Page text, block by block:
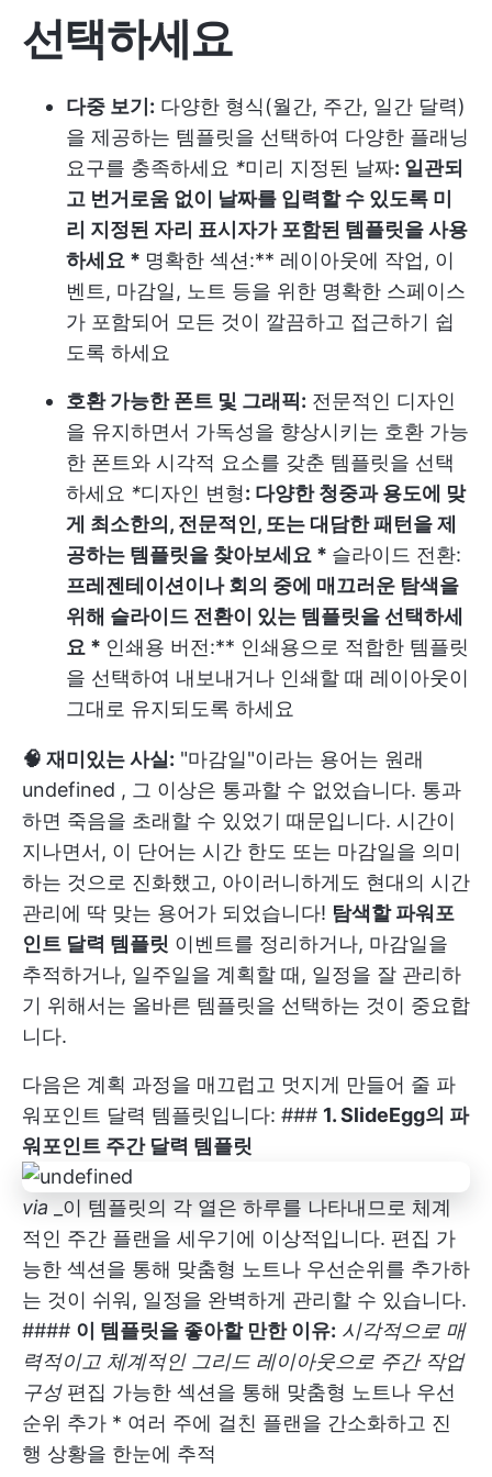
선택하세요
다중 보기: 다양한 형식(월간, 주간, 일간 달력)
을 제공하는 템플릿을 선택하여 다양한 플래닝
요구를 충족하세요 *미리 지정된 날짜: 일관되
고 번거로움 없이 날짜를 입력할 수 있도록 미
리 지정된 자리 표시자가 포함된 템플릿을 사용
하세요 * 명확한 섹션:** 레이아웃에 작업, 이
벤트, 마감일, 노트 등을 위한 명확한 스페이스
가 포함되어 모든 것이 깔끔하고 접근하기 쉽
도록 하세요
호환 가능한 폰트 및 그래픽: 전문적인 디자인
을 유지하면서 가독성을 향상시키는 호환 가능
한 폰트와 시각적 요소를 갖춘 템플릿을 선택
하세요 *디자인 변형: 다양한 청중과 용도에 맞
게 최소한의, 전문적인, 또는 대담한 패턴을 제
공하는 템플릿을 찾아보세요 * 슬라이드 전환:
프레젠테이션이나 회의 중에 매끄러운 탐색을
위해 슬라이드 전환이 있는 템플릿을 선택하세
요 * 인쇄용 버전:** 인쇄용으로 적합한 템플릿
을 선택하여 내보내거나 인쇄할 때 레이아웃이
그대로 유지되도록 하세요
🧠 재미있는 사실: "마감일"이라는 용어는 원래
undefined , 그 이상은 통과할 수 없었습니다. 통과
하면 죽음을 초래할 수 있었기 때문입니다. 시간이
지나면서, 이 단어는 시간 한도 또는 마감일을 의미
하는 것으로 진화했고, 아이러니하게도 현대의 시간
관리에 딱 맞는 용어가 되었습니다! 탐색할 파워포
인트 달력 템플릿 이벤트를 정리하거나, 마감일을
추적하거나, 일주일을 계획할 때, 일정을 잘 관리하
기 위해서는 올바른 템플릿을 선택하는 것이 중요합
니다.
다음은 계획 과정을 매끄럽고 멋지게 만들어 줄 파
워포인트 달력 템플릿입니다: ### 1. SlideEgg의 파
워포인트 주간 달력 템플릿
via
이 템플릿의 각 열은 하루를 나타내므로 체계
적인 주간 플랜을 세우기에 이상적입니다. 편집 가
능한 섹션을 통해 맞춤형 노트나 우선순위를 추가하
는 것이 쉬워, 일정을 완벽하게 관리할 수 있습니다.
#### 이 템플릿을 좋아할 만한 이유: 시각적으로 매
력적이고 체계적인 그리드 레이아웃으로 주간 작업
구성 편집 가능한 섹션을 통해 맞춤형 노트나 우선
순위 추가 * 여러 주에 걸친 플랜을 간소화하고 진
행 상황을 한눈에 추적